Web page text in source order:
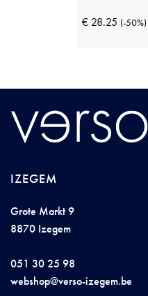
€ 28.25 (-50%)
IZEGEM
Grote Markt 9
8870 Izegem
051 30 25 98
webshop@verso-izegem.be